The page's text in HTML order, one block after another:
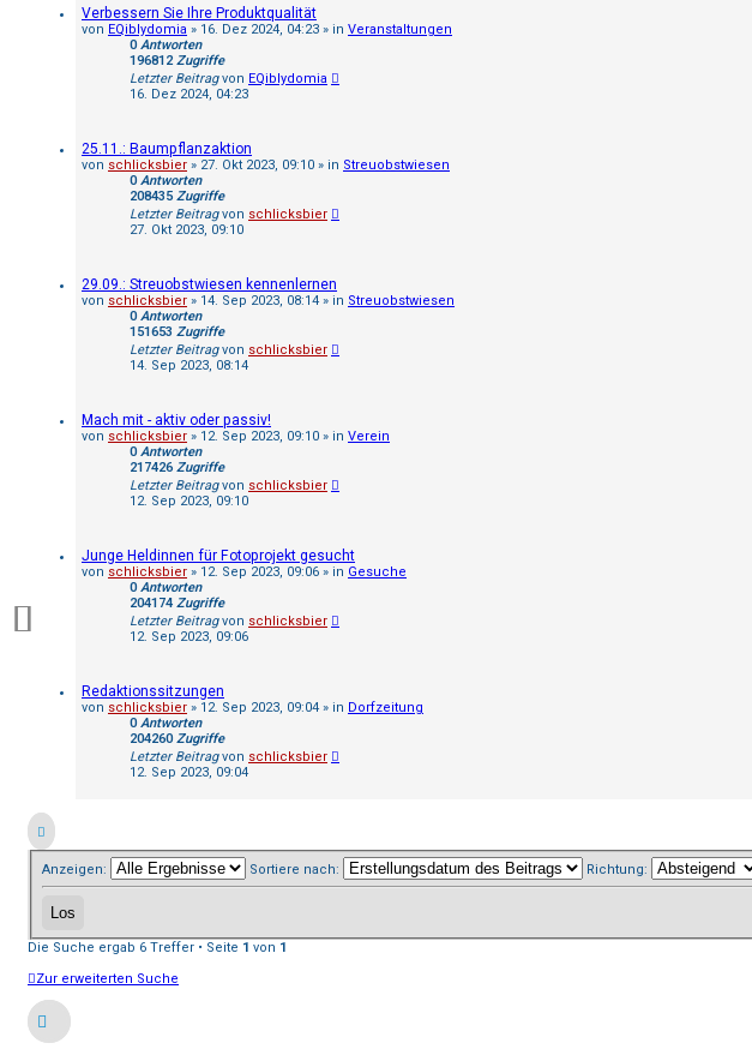
Verbessern Sie Ihre Produktqualität
von EQiblydomia » 16. Dez 2024, 04:23 » in Veranstaltungen
0Antworten
196812Zugriffe
Letzter Beitragvon EQiblydomia
16. Dez 2024, 04:23
25.11.: Baumpflanzaktion
von schlicksbier » 27. Okt 2023, 09:10 » in Streuobstwiesen
0Antworten
208435 Zugriffe
Letzter Beitragvon schlicksbier
27. Okt 2023, 09:10
29.09.: Streuobstwiesen kennenlernen
von schlicksbier » 14. Sep 2023, 08:14 » in Streuobstwiesen
0Antworten
151653 Zugriffe
Letzter Beitragvon schlicksbier
14. Sep 2023, 08:14
Mach mit - aktiv oder passiv!
von schlicksbier » 12. Sep 2023, 09:10 » in Verein
0Antworten
217426 Zugriffe
Letzter Beitragvon schlicksbier
12. Sep 2023, 09:10
Junge Heldinnen für Fotoprojekt gesucht
von schlicksbier » 12. Sep 2023, 09:06 » in Gesuche
0Antworten
204174 Zugriffe
Letzter Beitragvon schlicksbier
12. Sep 2023, 09:06
Redaktionssitzungen
von schlicksbier » 12. Sep 2023, 09:04 » in Dorfzeitung
0Antworten
204260Zugriffe
Letzter Beitragvon schlicksbier
12. Sep 2023, 09:04
Anzeigen: Sortiere nach: Richtung:
Die Suche ergab 6 Treffer • Seite 1 von 1
Zur erweiterten Suche